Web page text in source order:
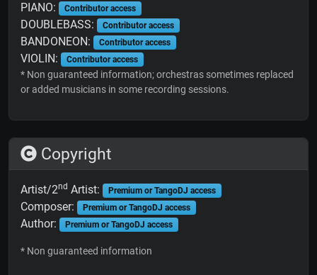
PIANO: Contributor access
DOUBLEBASS: Contributor access
BANDONEON: Contributor access
VIOLIN: Contributor access
* Non guaranteed information; orchestras sometimes replaced
or added musicians in some recording sessions.
Copyright
Artist/2nd Artist: Premium or TangoDJ access
Composer: Premium or TangoDJ access
Author: Premium or TangoDJ access
* Non guaranteed information